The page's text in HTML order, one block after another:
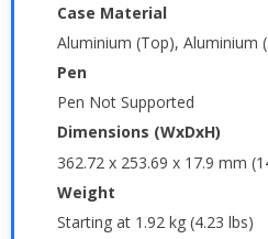
Case Material
Aluminium (Top), Aluminium
Pen
Pen Not Supported
Dimensions (WxDxH)
362.72 x 253.69 x 17.9 mm
Weight
Starting at 1.92 kg (4.23 lbs)